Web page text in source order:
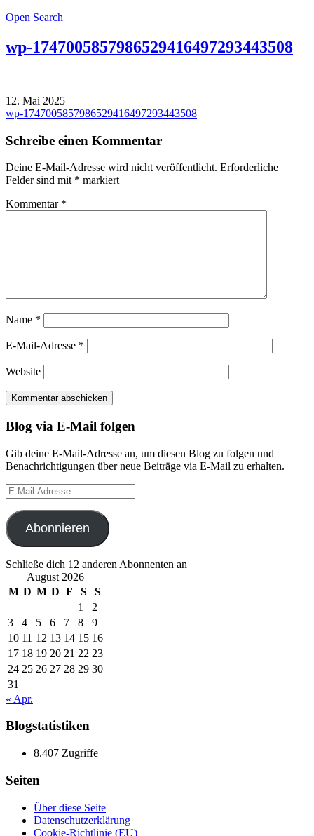
Open Search
wp-1747005857986529416497293443508
12. Mai 2025
Beitragsnavigation
wp-1747005857986529416497293443508
Schreibe einen Kommentar
Deine E-Mail-Adresse wird nicht veröffentlicht. Erforderliche
Felder sind mit * markiert
Kommentar *
Name *
E-Mail-Adresse *
Website
Blog via E-Mail folgen
Gib deine E-Mail-Adresse an, um diesen Blog zu folgen und
Benachrichtigungen über neue Beiträge via E-Mail zu erhalten.
E-
Mail-
Adresse
Abonnieren
Schließe dich 12 anderen Abonnenten an
August 2026
M D M D F S
S
1
2
3
4 5 6 7 8
9
10 11 12 13 14 15 16
17 18 19 20 21 22 23
24 25 26 27 28 29 30
31
« Apr.
Blogstatistiken
8.407 Zugriffe
Seiten
Über diese Seite
Datenschutzerklärung
Cookie-Richtlinie (EU)